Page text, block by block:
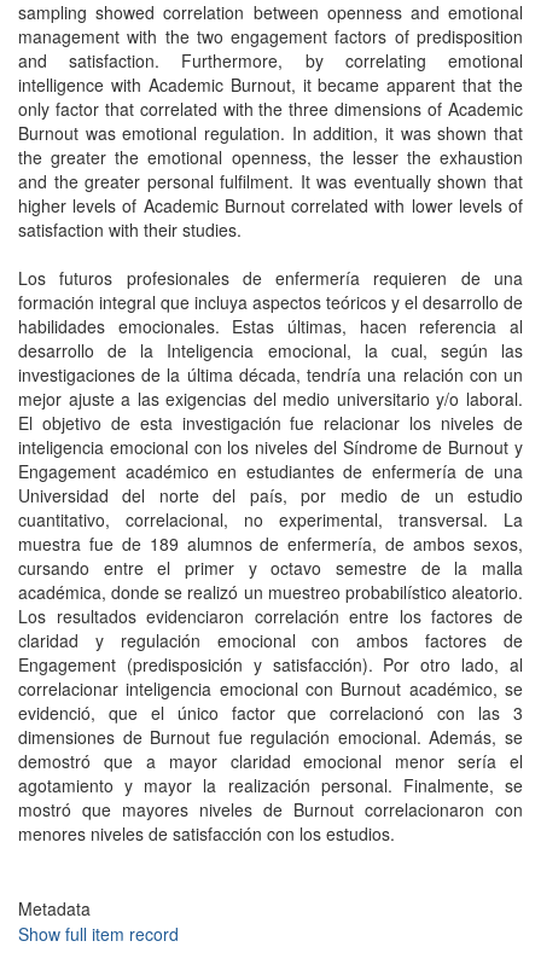
sampling showed correlation between openness and emotional
management with the two engagement factors of predisposition
and satisfaction. Furthermore, by correlating emotional
intelligence with Academic Burnout, it became apparent that the
only factor that correlated with the three dimensions of Academic
Burnout was emotional regulation. In addition, it was shown that
the greater the emotional openness, the lesser the exhaustion
and the greater personal fulfilment. It was eventually shown that
higher levels of Academic Burnout correlated with lower levels of
satisfaction with their studies.
Los futuros profesionales de enfermería requieren de una
formación integral que incluya aspectos teóricos y el desarrollo de
habilidades emocionales. Estas últimas, hacen referencia al
desarrollo de la Inteligencia emocional, la cual, según las
investigaciones de la última década, tendría una relación con un
mejor ajuste a las exigencias del medio universitario y/o laboral.
El objetivo de esta investigación fue relacionar los niveles de
inteligencia emocional con los niveles del Síndrome de Burnout y
Engagement académico en estudiantes de enfermería de una
Universidad del norte del país, por medio de un estudio
cuantitativo, correlacional, no experimental, transversal. La
muestra fue de 189 alumnos de enfermería, de ambos sexos,
cursando entre el primer y octavo semestre de la malla
académica, donde se realizó un muestreo probabilístico aleatorio.
Los resultados evidenciaron correlación entre los factores de
claridad y regulación emocional con ambos factores de
Engagement (predisposición y satisfacción). Por otro lado, al
correlacionar inteligencia emocional con Burnout académico, se
evidenció, que el único factor que correlacionó con las 3
dimensiones de Burnout fue regulación emocional. Además, se
demostró que a mayor claridad emocional menor sería el
agotamiento y mayor la realización personal. Finalmente, se
mostró que mayores niveles de Burnout correlacionaron con
menores niveles de satisfacción con los estudios.
Metadata
Show full item record